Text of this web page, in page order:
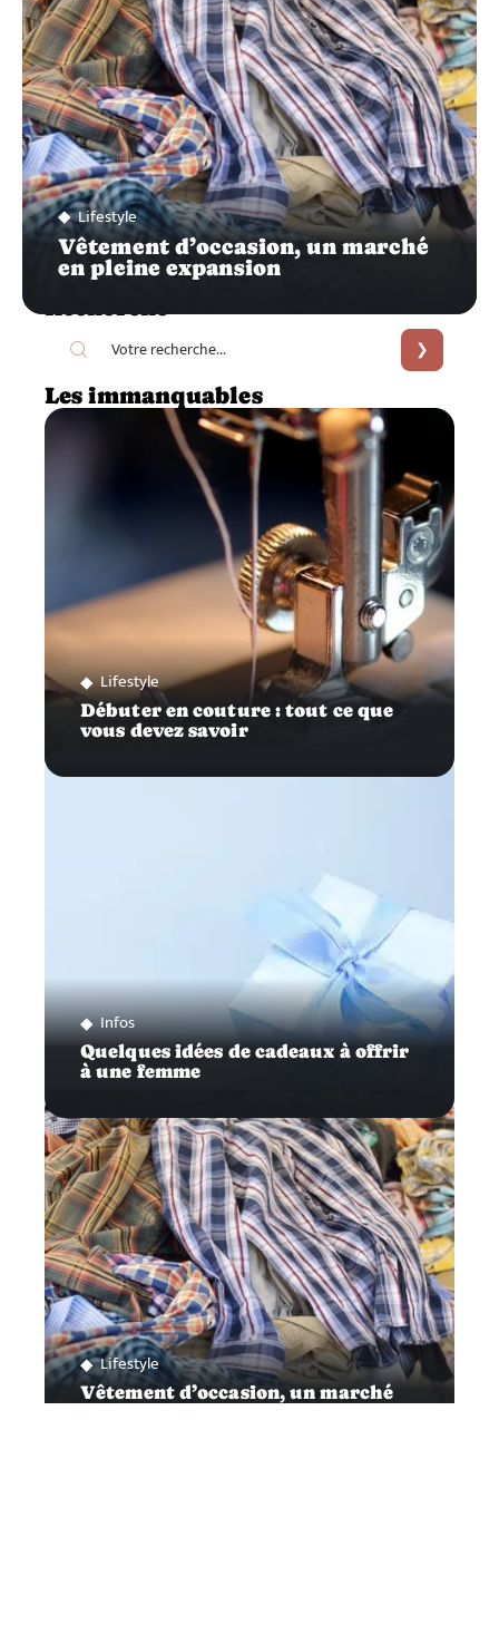
Lifestyle
Vêtement d’occasion, un marché
en pleine expansion
Recherche
Les immanquables
Lifestyle
Débuter en couture : tout ce que
vous devez savoir
Infos
Quelques idées de cadeaux à offrir
à une femme
Lifestyle
Vêtement d’occasion, un marché